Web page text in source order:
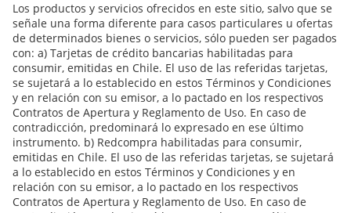
Los productos y servicios ofrecidos en este sitio, salvo que se
señale una forma diferente para casos particulares u ofertas
de determinados bienes o servicios, sólo pueden ser pagados
con: a) Tarjetas de crédito bancarias habilitadas para
consumir, emitidas en Chile. El uso de las referidas tarjetas,
se sujetará a lo establecido en estos Términos y Condiciones
y en relación con su emisor, a lo pactado en los respectivos
Contratos de Apertura y Reglamento de Uso. En caso de
contradicción, predominará lo expresado en ese último
instrumento. b) Redcompra habilitadas para consumir,
emitidas en Chile. El uso de las referidas tarjetas, se sujetará
a lo establecido en estos Términos y Condiciones y en
relación con su emisor, a lo pactado en los respectivos
Contratos de Apertura y Reglamento de Uso. En caso de